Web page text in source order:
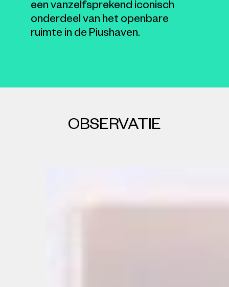
een vanzelfsprekend iconisch
onderdeel van het openbare
ruimte in de Piushaven.
OBSERVATIE